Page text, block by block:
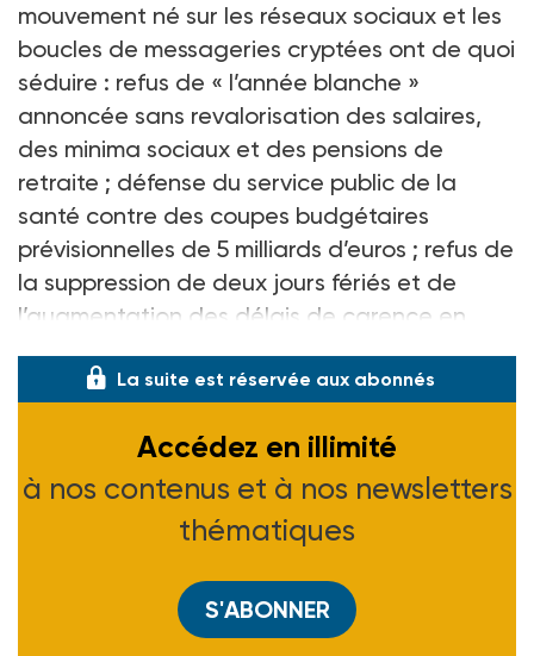
mouvement né sur les réseaux sociaux et les
boucles de messageries cryptées ont de quoi
séduire : refus de « l’année blanche »
annoncée sans revalorisation des salaires,
des minima sociaux et des pensions de
retraite ; défense du service public de la
santé contre des coupes budgétaires
prévisionnelles de 5 milliards d’euros ; refus de
la suppression de deux jours fériés et de
l’augmentation des délais de carence en
La suite est réservée aux abonnés
Accédez en illimité
à nos contenus et à nos newsletters
thématiques
S'ABONNER